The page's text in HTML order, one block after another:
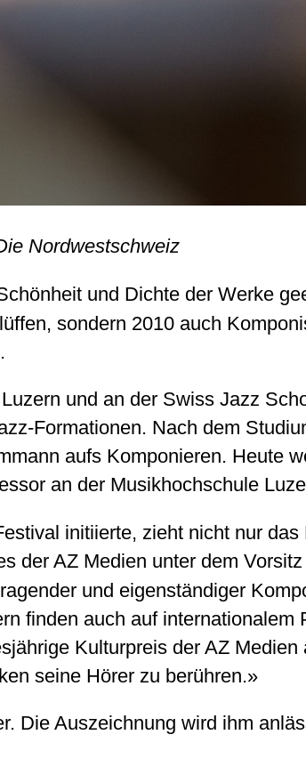
Nordwestschweiz
und Dichte der Werke
sondern 2010 auch
und an der Swiss Jazz
Formationen. Nach dem
aufs Komponieren. Heute
an der Musikhochschule
initiierte, zieht nicht nur
der AZ Medien unter dem
und eigenständiger
finden auch auf internationalem
Kulturpreis der AZ
seine Hörer zu berühren.»
Die Auszeichnung wird ihm